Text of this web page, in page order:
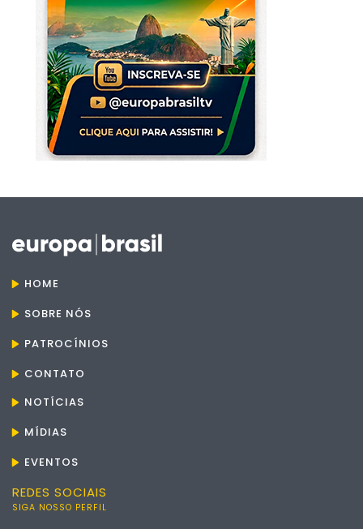
HOME
SOBRE NÓS
PATROCÍNIOS
CONTATO
NOTÍCIAS
MÍDIAS
EVENTOS
REDES SOCIAIS
SIGA NOSSO PERFIL